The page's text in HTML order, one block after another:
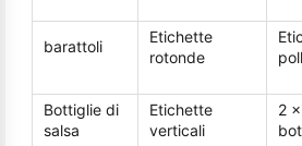
barattoli
Etichette
rotonde
Bottiglie di
salsa
Etichette
verticali
2